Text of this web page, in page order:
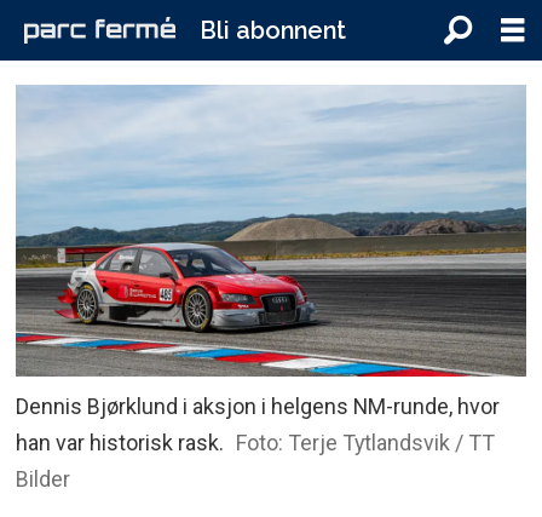
Bli abonnent
Dennis Bjørklund i aksjon i helgens NM-runde, hvor
han var historisk rask. Foto: Terje Tytlandsvik / TT
Bilder